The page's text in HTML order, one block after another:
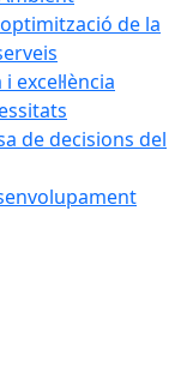
de la
excel·lència
de decisions del